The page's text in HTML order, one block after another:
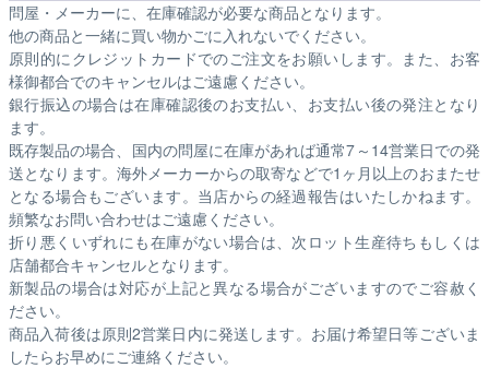
問屋・メーカーに、在庫確認が必要な商品となります。
他の商品と一緒に買い物かごに入れないでください。
原則的にクレジットカードでのご注文をお願いします。また、お客
様御都合でのキャンセルはご遠慮ください。
銀行振込の場合は在庫確認後のお支払い、お支払い後の発注となり
ます。
既存製品の場合、国内の問屋に在庫があれば通常7～14営業日での発
送となります。海外メーカーからの取寄などで1ヶ月以上のおまたせ
となる場合もございます。 当店からの経過報告はいたしかねます。
頻繁なお問い合わせはご遠慮ください。
折り悪くいずれにも在庫がない場合は、次ロット生産待ちもしくは
店舗都合キャンセルとなります。
新製品の場合は対応が上記と異なる場合がございますのでご容赦く
ださい。
商品入荷後は原則2営業日内に発送します。お届け希望日等ございま
したらお早めにご連絡ください。